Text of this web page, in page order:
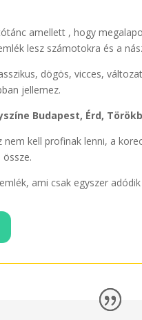
amellett , hogy
lesz számotokra és a
dögös, vicces,
jellemez.
Budapest, Érd,
nem kell profinak lenni, a
ami csak egyszer